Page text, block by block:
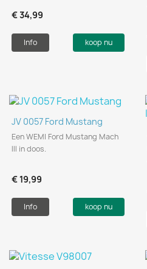
€ 34,99
Info koop nu
JV 0057 Ford Mustang
Een WEMI Ford Mustang Mach
lll in doos.
€ 19,99
Info koop nu